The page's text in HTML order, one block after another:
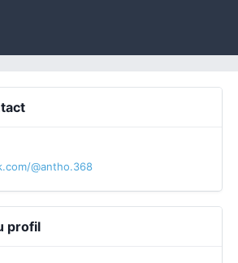
@antho.368
profil